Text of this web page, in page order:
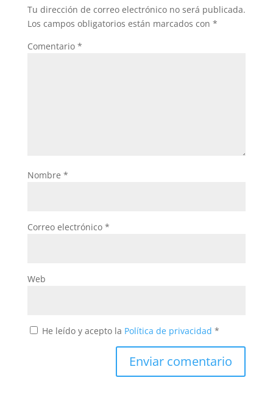
Tu dirección de correo electrónico no será publicada.
Los campos obligatorios están marcados con *
Comentario *
Nombre *
Correo electrónico *
Web
He leído y acepto la Política de privacidad *